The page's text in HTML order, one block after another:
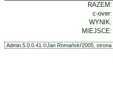
RAZEM:
c-over:
WYNIK:
MIEJSCE:
Admin.5.0.0.41 ©Jan Romański'2005,